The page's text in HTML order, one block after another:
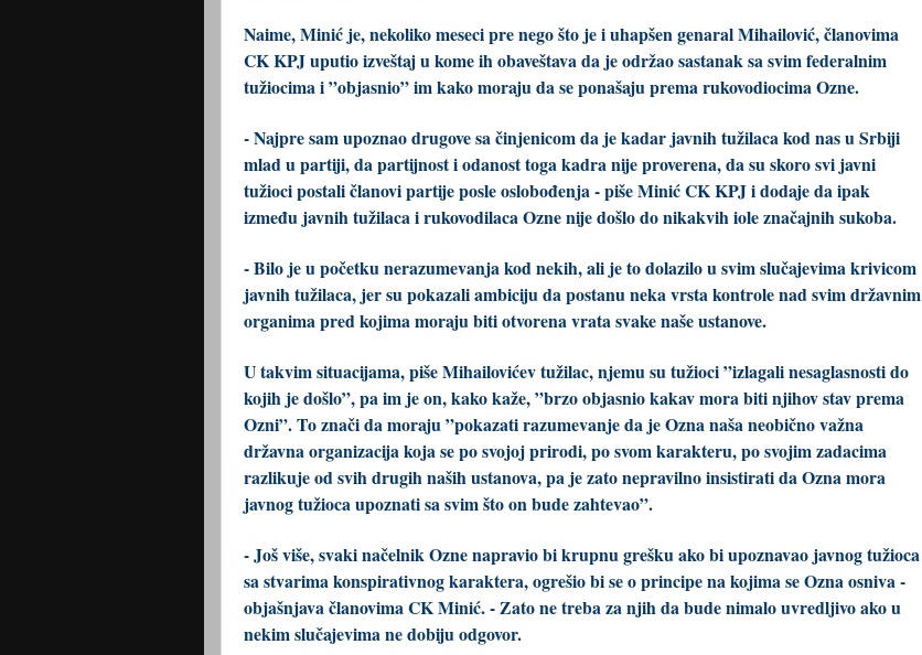
Naime, Minić je, nekoliko meseci pre nego što je i uhapšen genaral Mihailović, članovima
CK KPJ uputio izveštaj u kome ih obaveštava da je održao sastanak sa svim federalnim
tužiocima i ”objasnio” im kako moraju da se ponašaju prema rukovodiocima Ozne.
- Najpre sam upoznao drugove sa činjenicom da je kadar javnih tužilaca kod nas u Srbiji
mlad u partiji, da partijnost i odanost toga kadra nije proverena, da su skoro svi javni
tužioci postali članovi partije posle oslobođenja - piše Minić CK KPJ i dodaje da ipak
između javnih tužilaca i rukovodilaca Ozne nije došlo do nikakvih iole značajnih sukoba.
- Bilo je u početku nerazumevanja kod nekih, ali je to dolazilo u svim slučajevima krivicom
javnih tužilaca, jer su pokazali ambiciju da postanu neka vrsta kontrole nad svim državnim
organima pred kojima moraju biti otvorena vrata svake naše ustanove.
U takvim situacijama, piše Mihailovićev tužilac, njemu su tužioci ”izlagali nesaglasnosti do
kojih je došlo”, pa im je on, kako kaže, ”brzo objasnio kakav mora biti njihov stav prema
Ozni”. To znači da moraju ”pokazati razumevanje da je Ozna naša neobično važna
državna organizacija koja se po svojoj prirodi, po svom karakteru, po svojim zadacima
razlikuje od svih drugih naših ustanova, pa je zato nepravilno insistirati da Ozna mora
javnog tužioca upoznati sa svim što on bude zahtevao”.
- Još više, svaki načelnik Ozne napravio bi krupnu grešku ako bi upoznavao javnog tužioca
sa stvarima konspirativnog karaktera, ogrešio bi se o principe na kojima se Ozna osniva -
objašnjava članovima CK Minić. - Zato ne treba za njih da bude nimalo uvredljivo ako u
nekim slučajevima ne dobiju odgovor.